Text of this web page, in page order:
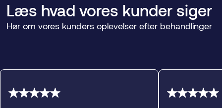
Læs hvad vores kunder siger
Hør om vores kunders oplevelser efter behandlinger